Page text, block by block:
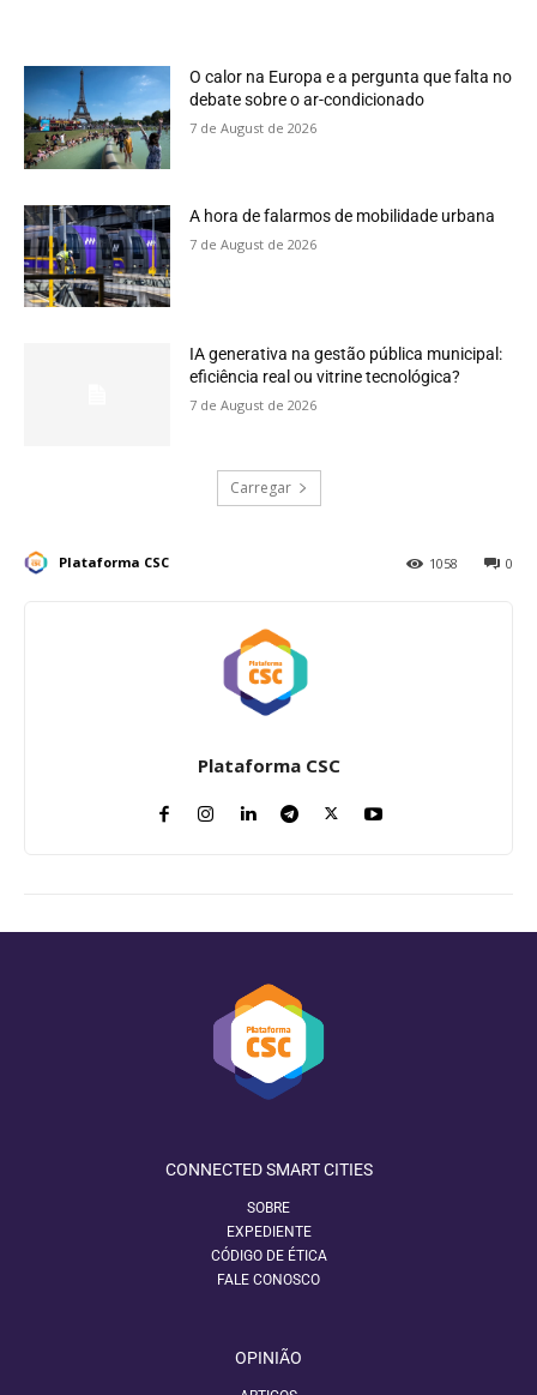
O calor na Europa e a pergunta que falta no
debate sobre o ar-condicionado
7 de August de 2026
A hora de falarmos de mobilidade urbana
7 de August de 2026
IA generativa na gestão pública municipal:
eficiência real ou vitrine tecnológica?
7 de August de 2026
Carregar
Plataforma CSC 0
1058
Plataforma CSC
CONNECTED SMART CITIES
SOBRE
EXPEDIENTE
CÓDIGO DE ÉTICA
FALE CONOSCO
OPINIÃO